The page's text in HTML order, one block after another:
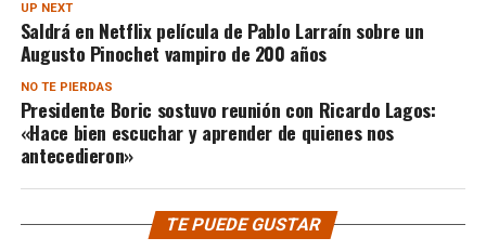
UP NEXT
Saldrá en Netflix película de Pablo Larraín sobre un
Augusto Pinochet vampiro de 200 años
NO TE PIERDAS
Presidente Boric sostuvo reunión con Ricardo Lagos:
«Hace bien escuchar y aprender de quienes nos
antecedieron»
TE PUEDE GUSTAR